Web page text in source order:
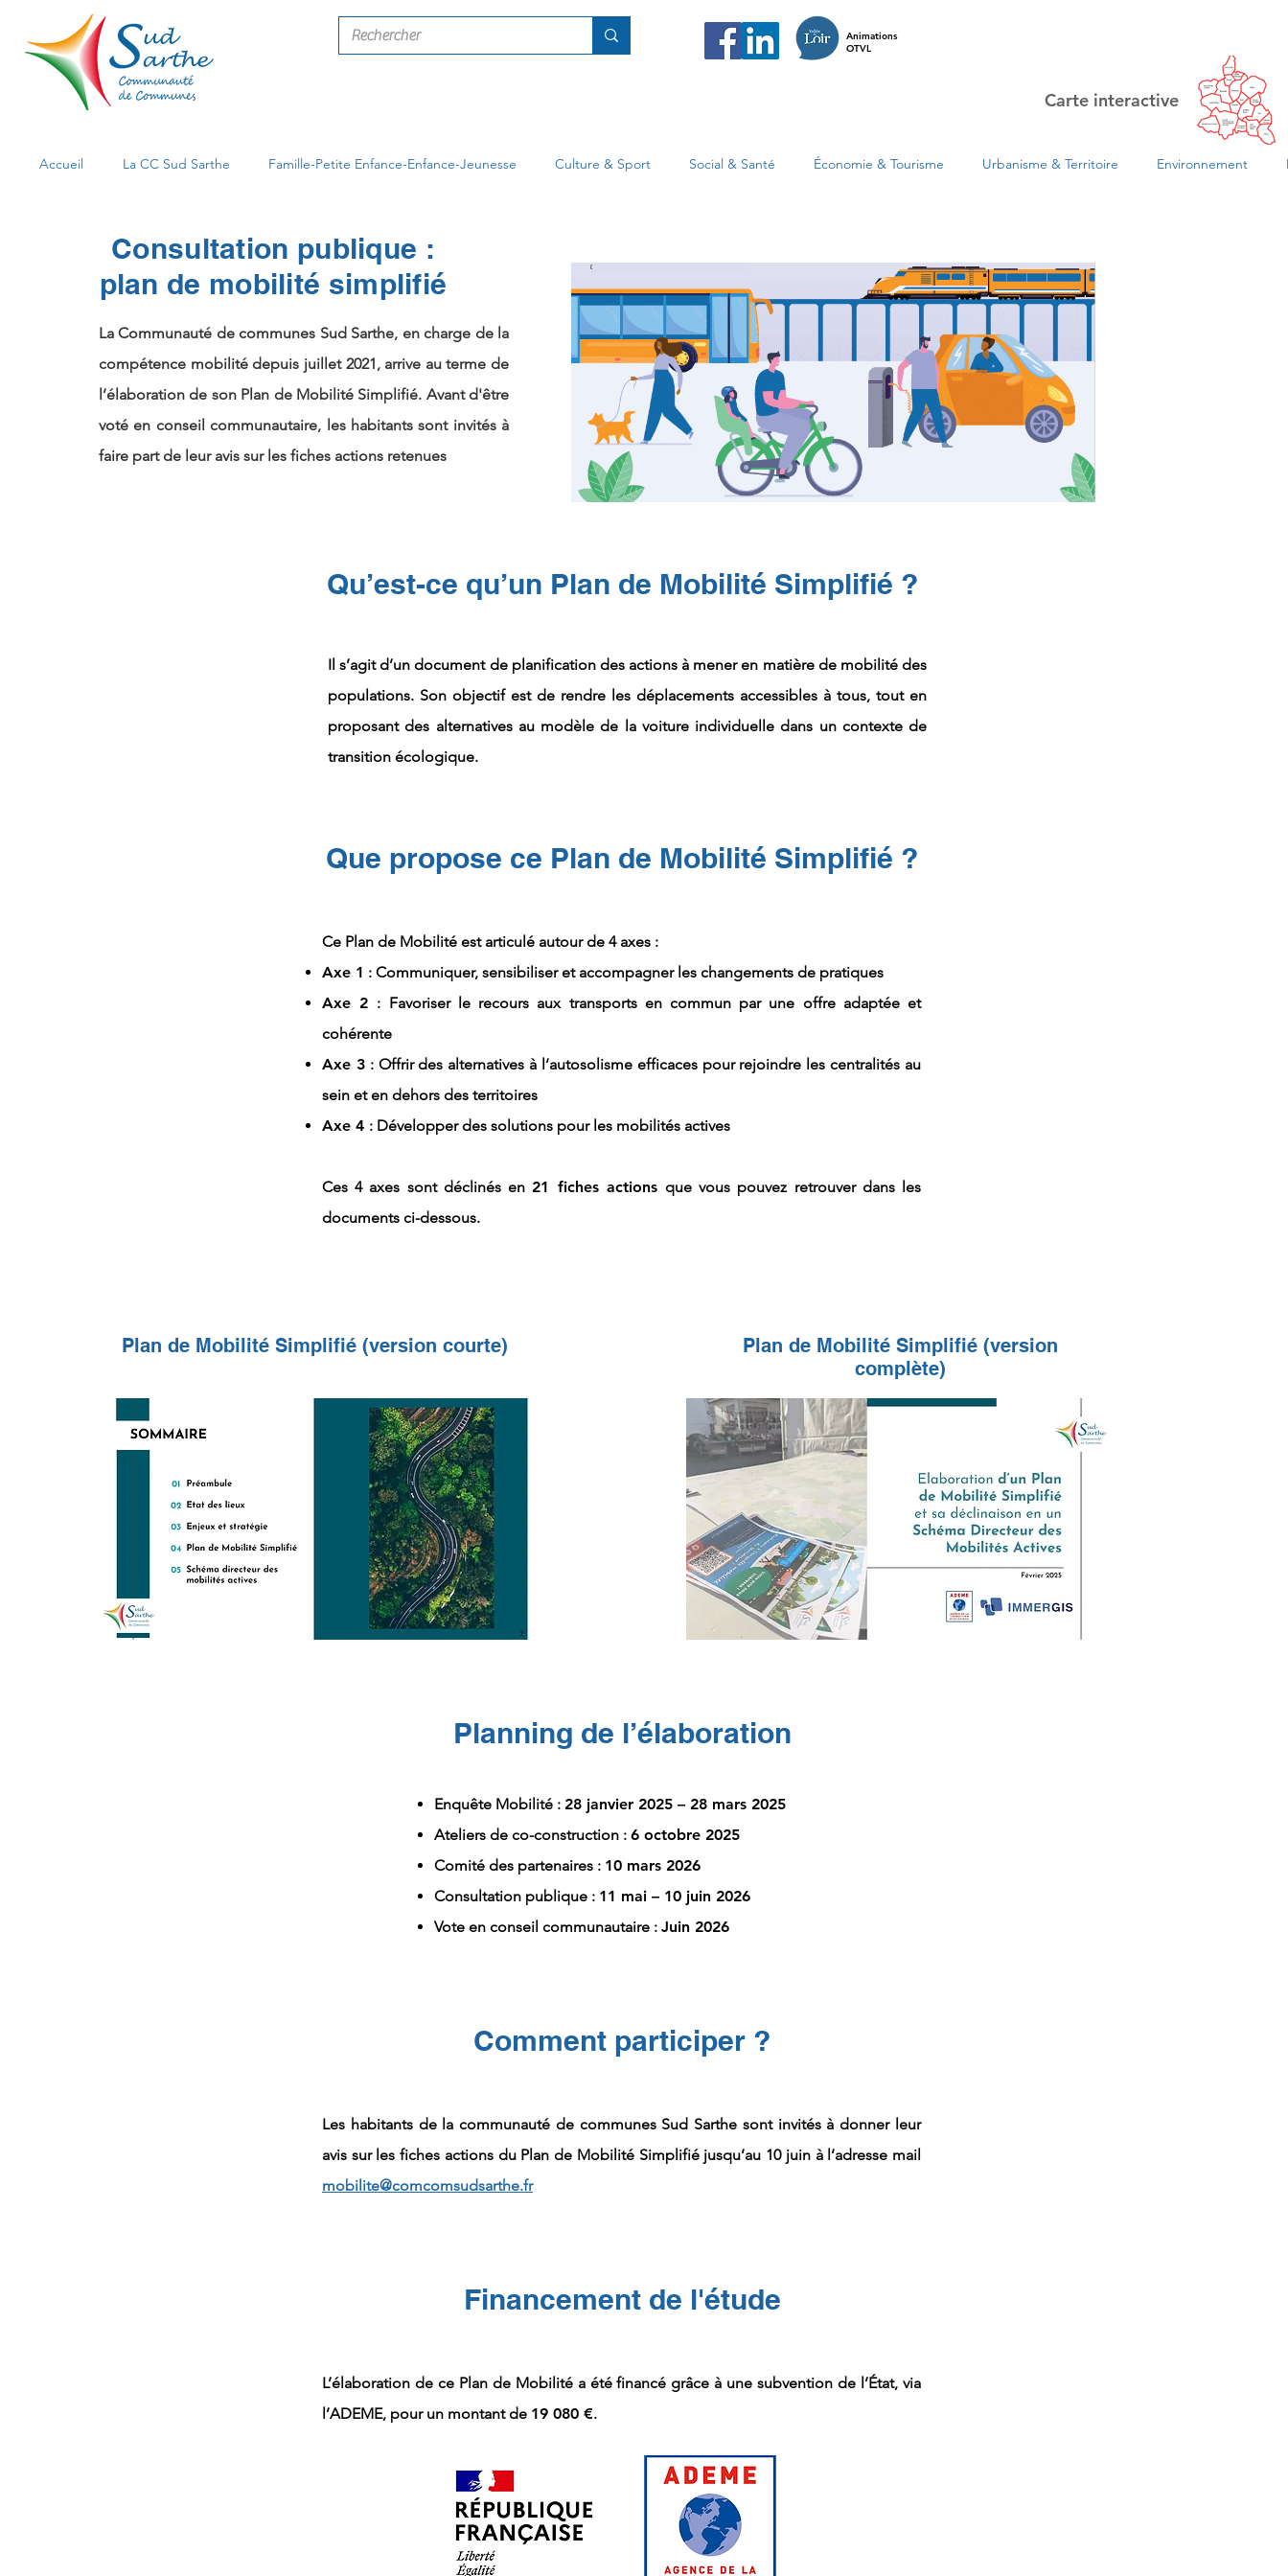
Animations
OTVL
Carte interactive
Consultation publique :
plan de mobilité simplifié
La Communauté de communes Sud Sarthe, en charge de la
compétence mobilité depuis juillet 2021, arrive au terme de
l’élaboration de son Plan de Mobilité Simplifié. Avant d'être
voté en conseil communautaire, les habitants sont invités à
faire part de leur avis sur les fiches actions retenues
Qu’est-ce qu’un Plan de Mobilité Simplifié ?
Il s’agit d’un document de planification des actions à mener en matière de mobilité des
populations. Son objectif est de rendre les déplacements accessibles à tous, tout en
proposant des alternatives au modèle de la voiture individuelle dans un contexte de
transition écologique.
Que propose ce Plan de Mobilité Simplifié ?
Ce Plan de Mobilité est articulé autour de 4 axes :
Axe 1 : Communiquer, sensibiliser et accompagner les changements de pratiques
Axe 2 : Favoriser le recours aux transports en commun par une offre adaptée et
cohérente
Axe 3: Offrir des alternatives à l’autosolisme efficaces pour rejoindre les centralités au
sein et en dehors des territoires
Axe 4 : Développer des solutions pour les mobilités actives
Ces 4 axes sont déclinés en 21 fiches actions que vous pouvez retrouver dans les
documents ci-dessous.
Plan de Mobilité Simplifié (version courte)
Plan de Mobilité Simplifié (version
complète)
Planning de l’élaboration
Enquête Mobilité : 28 janvier 2025 – 28 mars 2025
Ateliers de co-construction : 6 octobre 2025
Comité des partenaires : 10 mars 2026
Consultation publique : 11 mai – 10 juin 2026
Vote en conseil communautaire : Juin 2026
Comment participer ?
Les habitants de la communauté de communes Sud Sarthe sont invités à donner leur
avis sur les fiches actions du Plan de Mobilité Simplifié jusqu’au 10 juin à l’adresse mail
mobilite@comcomsudsarthe.fr
Financement de l'étude
L’élaboration de ce Plan de Mobilité a été financé grâce à une subvention de l’État, via
l’ADEME, pour un montant de 19 080 €.
Accueil La CC Sud Sarthe Famille-Petite Enfance-Enfance-Jeunesse Culture & Sport Social & Santé Économie & Tourisme Urbanisme & Territoire Environnement